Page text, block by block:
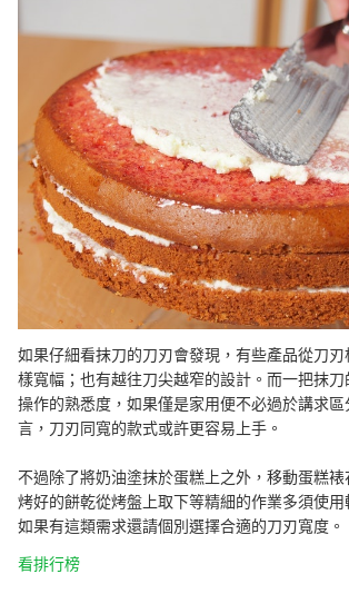
如果仔細看抹刀的刀刃會發現，有些產品從刀
樣寬幅；也有越往刀尖越窄的設計。而一把抹
操作的熟悉度，如果僅是家用便不必過於講求
言，刀刃同寬的款式或許更容易上手。
不過除了將奶油塗抹於蛋糕上之外，移動蛋糕
烤好的餅乾從烤盤上取下等精細的作業多須使
如果有這類需求還請個別選擇合適的刀刃寬度。
看排行榜